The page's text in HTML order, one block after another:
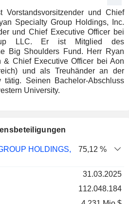
und Chief
Specialty Group Holdings, Inc.
und Chief Executive Officer bei
LLC. Er ist Mitglied des
Big Shoulders Fund. Herr Ryan
& Chief Executive Officer bei Aon
und als Treuhänder an der
tätig. Seinen Bachelor-Abschluss
University.
HOLDINGS,
75,12 %
31.03.2025
112.048.184